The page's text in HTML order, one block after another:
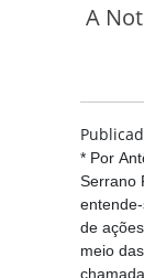
A
* Por
Serrano
de
meio